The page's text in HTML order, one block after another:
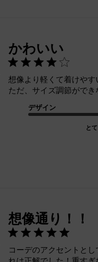
かわいい
想像より軽くて着けやす
ただ、サイズ調節ができ
デザイン
と
想像通り！！
コーデのアクセントと